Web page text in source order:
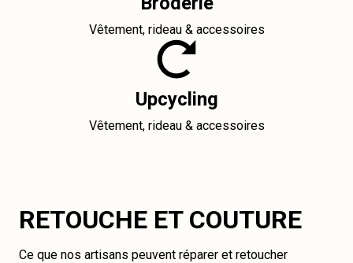
Vêtement, rideau & accessoires
Upcycling
Vêtement, rideau & accessoires
RETOUCHE ET COUTURE
Ce que nos artisans peuvent réparer et retoucher